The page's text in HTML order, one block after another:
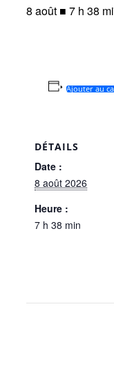
8 août ■ 7 h 38
Ajouter au
DÉTAILS
Date :
8 août 2026
Heure :
7 h 38 min